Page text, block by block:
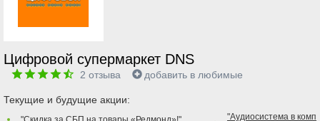
Цифровой супермаркет DNS
2 отзыва добавить в любимые
Текущие и будущие акции:
"Аудиосистема в